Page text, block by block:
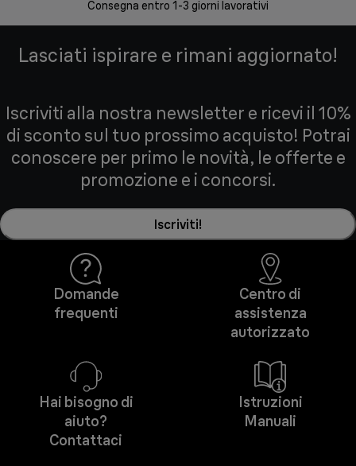
Consegna entro 1-3 giorni lavorativi
Lasciati ispirare e rimani aggiornato!
Iscriviti alla nostra newsletter e ricevi il 10%
di sconto sul tuo prossimo acquisto! Potrai
conoscere per primo le novità, le offerte e
promozione e i concorsi.
Iscriviti!
Domande
frequenti
Centro di
assistenza
autorizzato
Hai bisogno di
aiuto?
Contattaci
Istruzioni
Manuali